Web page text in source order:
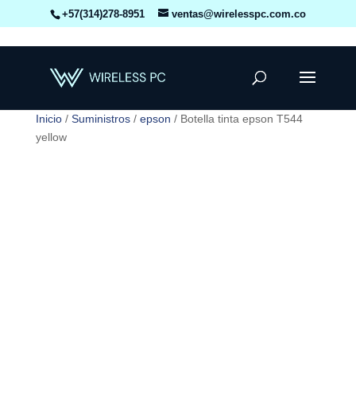
+57(314)278-8951 ventas@wirelesspc.com.co
Inicio/ Suministros/ epson / Botella tinta epson T544
yellow